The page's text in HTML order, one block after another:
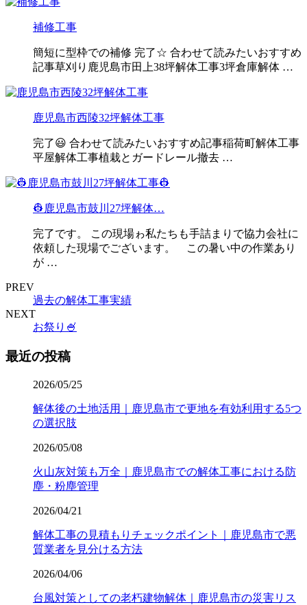
補修工事
簡短に型枠での補修 完了☆ 合わせて読みたいおすすめ
記事草刈り鹿児島市田上38坪解体工事3坪倉庫解体 …
鹿児島市西陵32坪解体工事
完了😃 合わせて読みたいおすすめ記事稲荷町解体工事
平屋解体工事植栽とガードレール撤去 …
👷鹿児島市鼓川27坪解体…
完了です。 この現場ゎ私たちも手詰まりで協力会社に
依頼した現場でございます。 この暑い中の作業あり
が …
PREV
過去の解体工事実績
NEXT
お祭り🍧
最近の投稿
2026/05/25
解体後の土地活用｜鹿児島市で更地を有効利用する5つ
の選択肢
2026/05/08
火山灰対策も万全｜鹿児島市での解体工事における防
塵・粉塵管理
2026/04/21
解体工事の見積もりチェックポイント｜鹿児島市で悪
質業者を見分ける方法
2026/04/06
台風対策としての老朽建物解体｜鹿児島市の災害リス